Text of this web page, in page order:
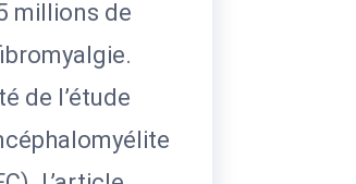
millions de
de l’étude